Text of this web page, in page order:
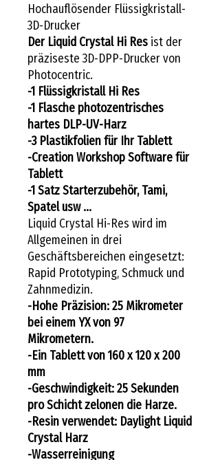
Hochauflösender Flüssigkristall-
3D-Drucker
Der Liquid Crystal Hi Res ist der
präziseste 3D-DPP-Drucker von
Photocentric.
-1 Flüssigkristall Hi Res
-1 Flasche photozentrisches
hartes DLP-UV-Harz
-3 Plastikfolien für Ihr Tablett
-Creation Workshop Software für
Tablett
-1 Satz Starterzubehör, Tami,
Spatel usw ...
Liquid Crystal Hi-Res wird im
Allgemeinen in drei
Geschäftsbereichen eingesetzt:
Rapid Prototyping, Schmuck und
Zahnmedizin.
-Hohe Präzision: 25 Mikrometer
bei einem YX von 97
Mikrometern.
-Ein Tablett von 160 x 120 x 200
mm
-Geschwindigkeit: 25 Sekunden
pro Schicht zelonen die Harze.
-Resin verwendet: Daylight Liquid
Crystal Harz
-Wasserreinigung